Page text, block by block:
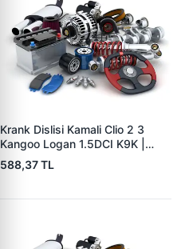
Krank Dislisi Kamali Clio 2 3
Kangoo Logan 1.5DCI K9K |
ZENON RN2196 | OEM
8200371496
588,37 TL